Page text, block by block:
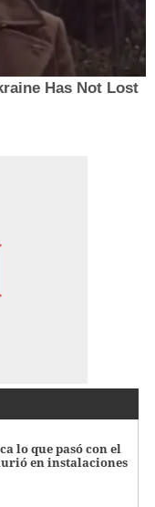
Has Not Lost
lo que pasó con el
en instalaciones